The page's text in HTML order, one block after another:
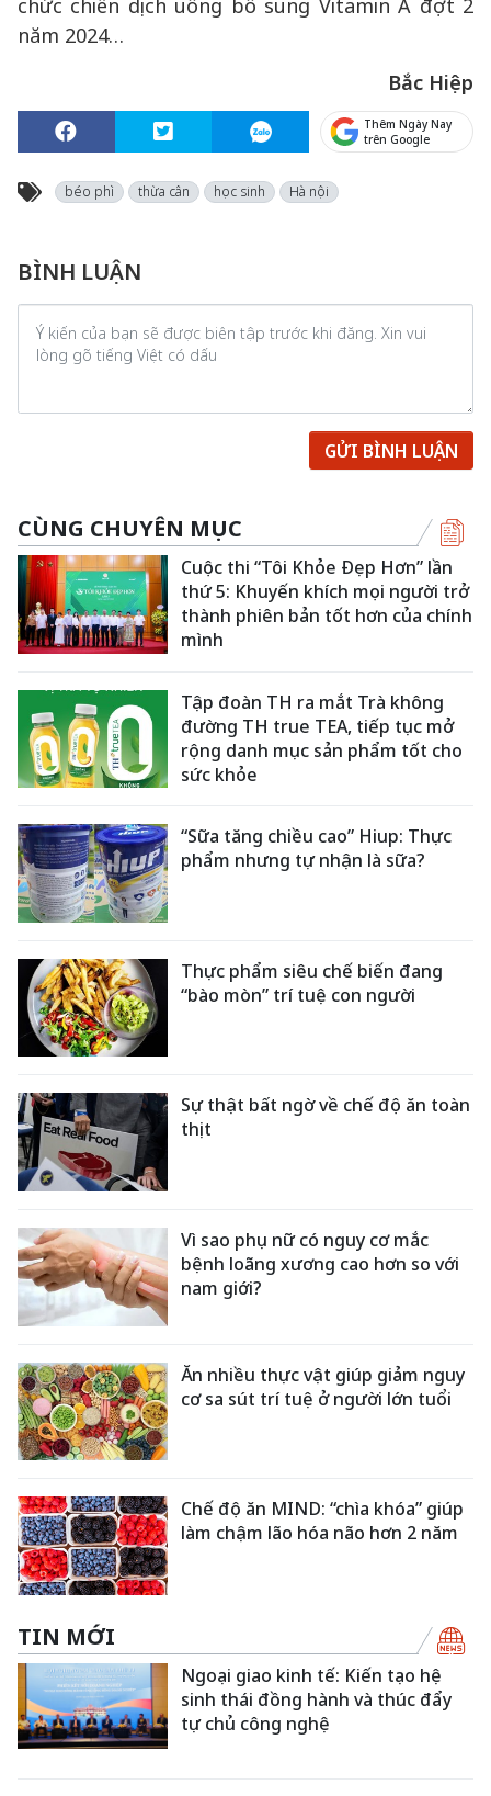
chức chiến dịch uống bổ sung Vitamin A đợt 2
năm 2024…
Bắc Hiệp
Thêm Ngày Nay
trên Google
béo phì thừa cân học sinh Hà nội
BÌNH LUẬN
GỬI BÌNH LUẬN
CÙNG CHUYÊN MỤC
Cuộc thi “Tôi Khỏe Đẹp Hơn” lần
thứ 5: Khuyến khích mọi người trở
thành phiên bản tốt hơn của chính
mình
Tập đoàn TH ra mắt Trà không
đường TH true TEA, tiếp tục mở
rộng danh mục sản phẩm tốt cho
sức khỏe
“Sữa tăng chiều cao” Hiup: Thực
phẩm nhưng tự nhận là sữa?
Thực phẩm siêu chế biến đang
“bào mòn” trí tuệ con người
Sự thật bất ngờ về chế độ ăn toàn
thịt
Vì sao phụ nữ có nguy cơ mắc
bệnh loãng xương cao hơn so với
nam giới?
Ăn nhiều thực vật giúp giảm nguy
cơ sa sút trí tuệ ở người lớn tuổi
Chế độ ăn MIND: “chìa khóa” giúp
làm chậm lão hóa não hơn 2 năm
TIN MỚI
Ngoại giao kinh tế: Kiến tạo hệ
sinh thái đồng hành và thúc đẩy
tự chủ công nghệ